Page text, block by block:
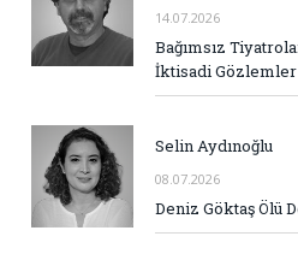
14.07.2026
Bağımsız
İktisadi Gözlemler
Selin Aydınoğlu
08.07.2026
Deniz Göktaş Ölü